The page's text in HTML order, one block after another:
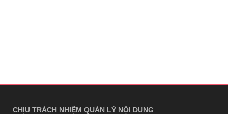
CHỊU TRÁCH NHIỆM QUẢN LÝ NỘI DUNG